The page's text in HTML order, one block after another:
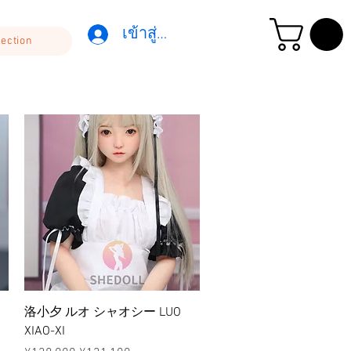
เข้าสู่ระบบ
ดูข้อมูลด่วน
洛小夕 ルオ シャオシー LUO
XIAO-XI